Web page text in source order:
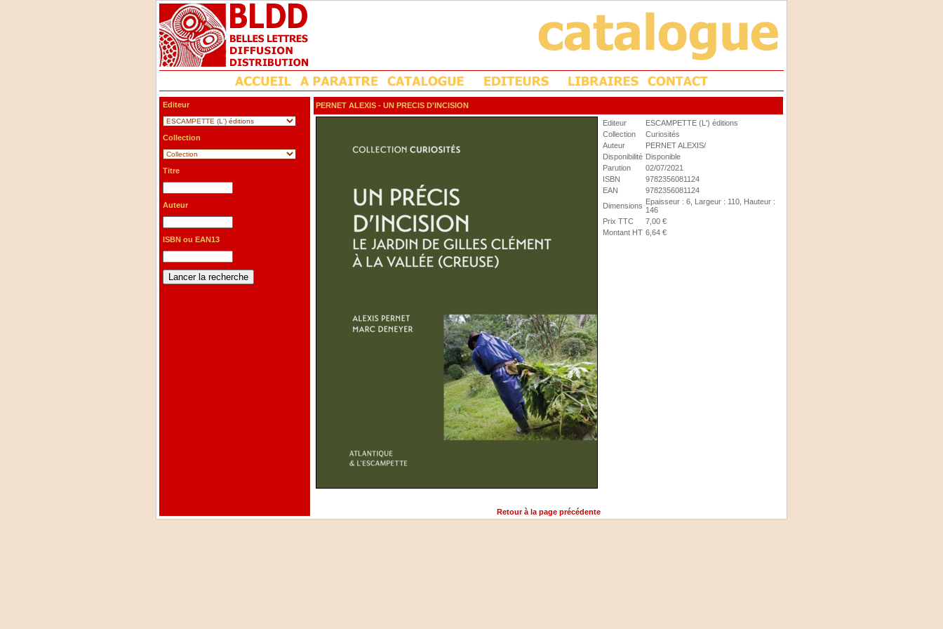
Editeur
Collection
Titre
Auteur
ISBN ou EAN13
PERNET ALEXIS - UN PRECIS D'INCISION
Editeur
ESCAMPETTE (L') éditions
Collection
Curiosités
Auteur
PERNET ALEXIS/
Disponibilité Disponible
Parution
02/07/2021
ISBN
9782356081124
EAN
9782356081124
Dimensions Epaisseur : 6, Largeur : 110, Hauteur :
146
Prix TTC
7,00 €
Montant HT 6,64 €
Retour à la page précédente